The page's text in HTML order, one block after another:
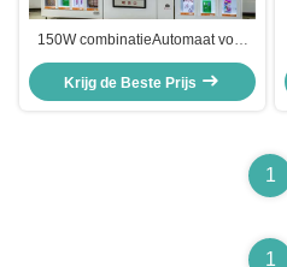
150W combinatieAutomaat voor
OEM van de Geslachtswinkel
ODM met Kamertemperatuur
Krijg de Beste Prijs
1
1